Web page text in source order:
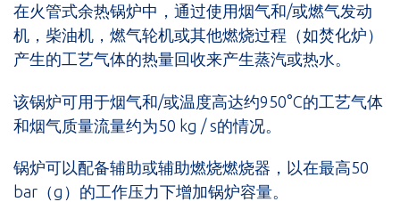
在火管式余热锅炉中，通过使用烟气和/或燃气发动
机，柴油机，燃气轮机或其他燃烧过程（如焚化炉）
产生的工艺气体的热量回收来产生蒸汽或热水。
该锅炉可用于烟气和/或温度高达约950°C的工艺气体
和烟气质量流量约为50 kg / s的情况。
锅炉可以配备辅助或辅助燃烧燃烧器，以在最高50
bar（g）的工作压力下增加锅炉容量。